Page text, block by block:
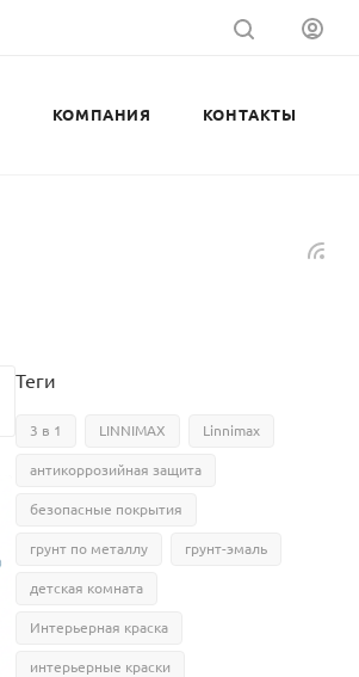
КОМПАНИЯ КОНТАКТЫ
Теги
3 в 1 LINNIMAX Linnimax
антикоррозийная защита
безопасные покрытия
грунт по металлу грунт-эмаль
детская комната
Интерьерная краска
интерьерные краски